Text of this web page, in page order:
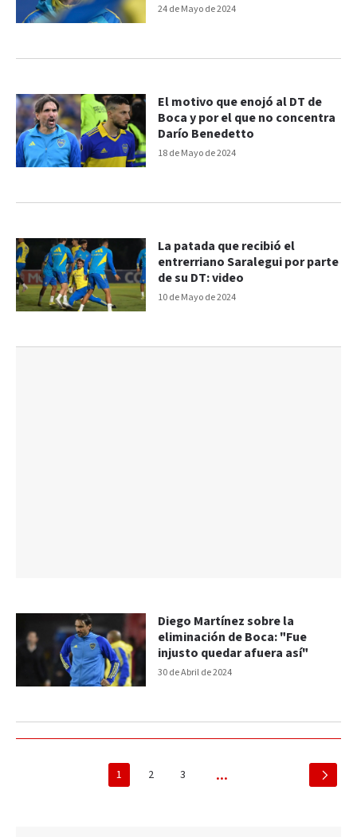
24 de Mayo de 2024
18 de Mayo de 2024
El motivo que enojó al DT de
Boca y por el que no concentra
Darío Benedetto
10 de Mayo de 2024
La patada que recibió el
entrerriano Saralegui por parte
de su DT: video
30 de Abril de 2024
Diego Martínez sobre la
eliminación de Boca: "Fue
injusto quedar afuera así"
1 2 3